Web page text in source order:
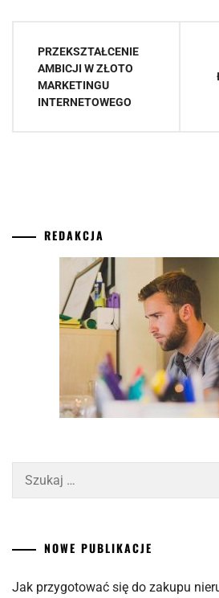
wpisuPRZEKSZTAŁCENIE
AMBICJI W ZŁOTO
MARKETINGU
INTERNETOWEGO
REDAKCJA
NOWE PUBLIKACJE
Jak przygotować się do zakupu